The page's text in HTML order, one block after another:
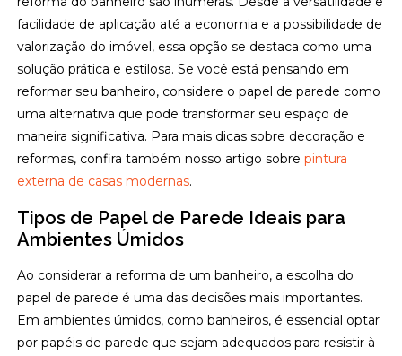
facilidade de aplicação até a economia e a possibilidade de
valorização do imóvel, essa opção se destaca como uma
solução prática e estilosa. Se você está pensando em
reformar seu banheiro, considere o papel de parede como
uma alternativa que pode transformar seu espaço de
maneira significativa. Para mais dicas sobre decoração e
reformas, confira também nosso artigo sobrepintura
externa de casas modernas.
Tipos de Papel de Parede Ideais para
Ambientes Úmidos
Ao considerar a reforma de um banheiro, a escolha do
papel de parede é uma das decisões mais importantes.
Em ambientes úmidos, como banheiros, é essencial optar
por papéis de parede que sejam adequados para resistir à